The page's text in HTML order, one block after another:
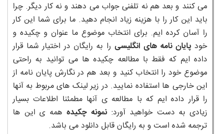
می کنند و بعد هم نه تلفنی جواب می دهند و نه کار دیگر. چرا
باید این کار را با هزینه زیاد انجام دهید. ما برای شما این کار
را آسان کرده ایم. برای انتخاب موضوع ما عنوان و چکیده و
خودپایان نامه های انگلیسی را به رایگان در اختیار شما قرار
داده ایم که فقط با مطالعه چکیده ها می توانید به راحتی
موضوع خود را انتخاب کنید و بعد هم در نگارش پایان نامه از
این خارجی ها استفاده نمایید. در زیر لینک های مربوط به آنها
را قرار داده ایم که با مطالعه ی آنها مطمئنا اطلاعات بسیار
زیادی به دست خواهید آورد: نمونه چکیده همه ی این ها
ترجمه شده است و به رایگان قابل دانلود می باشد.